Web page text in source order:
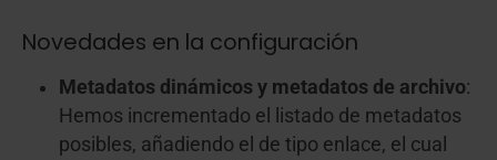
Novedades en la configuración
Metadatos dinámicos y metadatos de archivo:
Hemos incrementado el listado de metadatos
posibles, añadiendo el de tipo enlace, el cual